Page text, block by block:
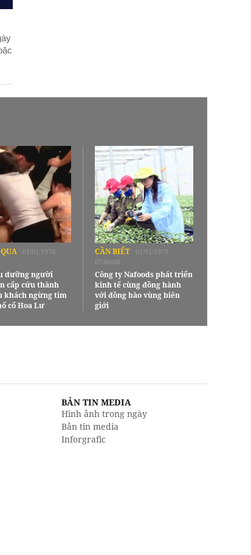
01/01/1970
dưỡng người
cấp cứu thành
khách ngừng tim
cổ Hoa Lư
CẦN BIẾT
01/01/1970
07:00:00
Công ty Nafoods phát triển
kinh tế cùng đồng hành
với đồng bào vùng biên
giới
BẢN TIN MEDIA
Hình ảnh trong ngày
Bản tin media
Inforgrafic